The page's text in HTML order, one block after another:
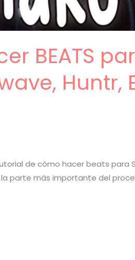
BEATS
de cómo hacer beats para
la parte más importante del